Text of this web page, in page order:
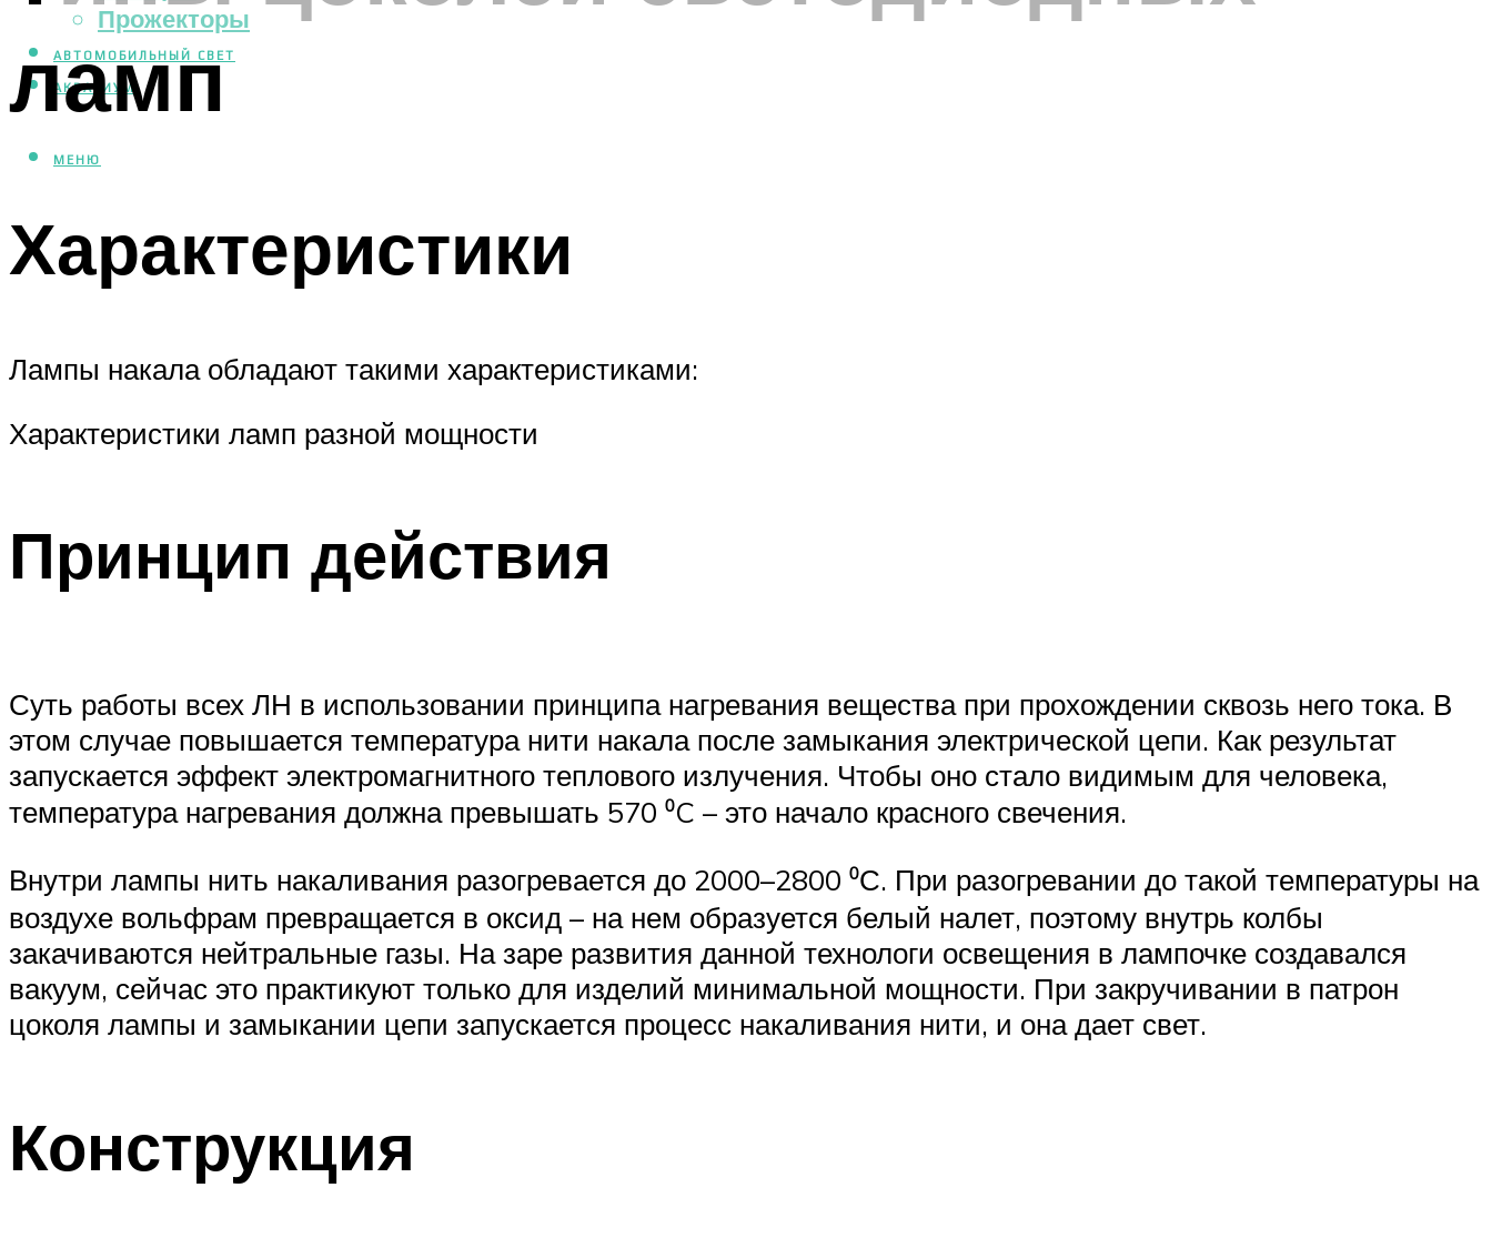
Прожекторы
АВТОМОБИЛЬНЫЙ СВЕТ
АКВАРИУМ
МЕНЮ
ламп
Характеристики
Лампы накала обладают такими характеристиками:
Характеристики ламп разной мощности
Принцип действия
Суть работы всех ЛН в использовании принципа нагревания вещества при прохождении сквозь него тока. В
этом случае повышается температура нити накала после замыкания электрической цепи. Как результат
запускается эффект электромагнитного теплового излучения. Чтобы оно стало видимым для человека,
температура нагревания должна превышать 570 ⁰C – это начало красного свечения.
Внутри лампы нить накаливания разогревается до 2000–2800 ⁰С. При разогревании до такой температуры на
воздухе вольфрам превращается в оксид – на нем образуется белый налет, поэтому внутрь колбы
закачиваются нейтральные газы. На заре развития данной технологи освещения в лампочке создавался
вакуум, сейчас это практикуют только для изделий минимальной мощности. При закручивании в патрон
цоколя лампы и замыкании цепи запускается процесс накаливания нити, и она дает свет.
Конструкция